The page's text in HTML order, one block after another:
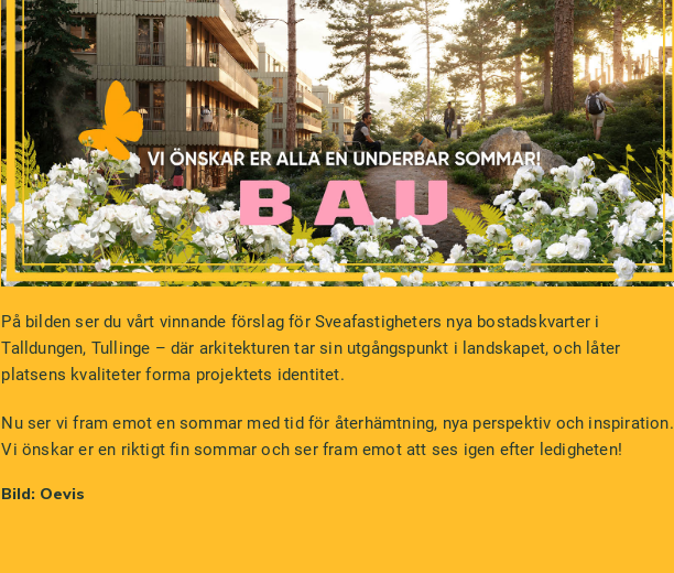
På bilden ser du vårt vinnande förslag för Sveafastigheters nya bostadskvarter i
Talldungen, Tullinge – där arkitekturen tar sin utgångspunkt i landskapet, och låter
platsens kvaliteter forma projektets identitet.
Nu ser vi fram emot en sommar med tid för återhämtning, nya perspektiv och inspiration.
Vi önskar er en riktigt fin sommar och ser fram emot att ses igen efter ledigheten!
Bild: Oevis